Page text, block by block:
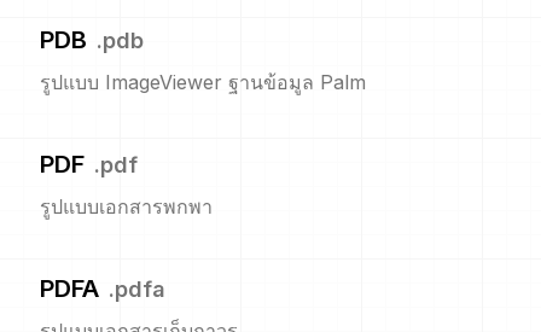
PDB .pdb
รูปแบบ ImageViewer ฐานข้อมูล Palm
PDF .pdf
รูปแบบเอกสารพกพา
PDFA .pdfa